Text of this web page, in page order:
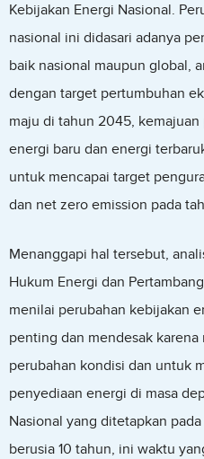
Kebijakan Energi Nasional.
nasional ini didasari adanya
baik nasional maupun global,
dengan target pertumbuhan
maju di tahun 2045,
energi baru dan energi
untuk mencapai target
dan net zero emission pada
Menanggapi hal tersebut,
Hukum Energi dan
menilai perubahan kebijakan
penting dan mendesak
perubahan kondisi dan untuk
penyediaan energi di masa
Nasional yang ditetapkan
berusia 10 tahun, ini waktu